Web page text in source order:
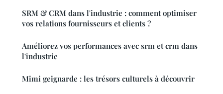
SRM & CRM dans l'industrie : comment optimiser
vos relations fournisseurs et clients ?
Améliorez vos performances avec srm et crm dans
l'industrie
Mimi geignarde : les trésors culturels à découvrir